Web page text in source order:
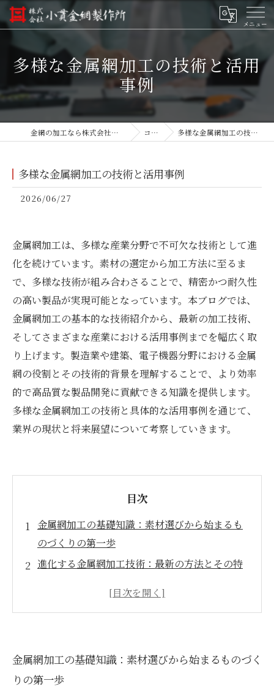
多様な金属網加工の技術と活用
事例
金網の加工なら株式会社小貫金網製作所 コラム 多様な金属網加工の技術と活用事例
多様な金属網加工の技術と活用事例
2026/06/27
金属網加工は、多様な産業分野で不可欠な技術として進
化を続けています。素材の選定から加工方法に至るま
で、多様な技術が組み合わさることで、精密かつ耐久性
の高い製品が実現可能となっています。本ブログでは、
金属網加工の基本的な技術紹介から、最新の加工技術、
そしてさまざまな産業における活用事例までを幅広く取
り上げます。製造業や建築、電子機器分野における金属
網の役割とその技術的背景を理解することで、より効率
的で高品質な製品開発に貢献できる知識を提供します。
多様な金属網加工の技術と具体的な活用事例を通じて、
業界の現状と将来展望について考察していきます。
目次
金属網加工の基礎知識：素材選びから始まるも
のづくりの第一歩
進化する金属網加工技術：最新の方法とその特
電子機器での実例紹介
未来を見据えた金属網加工技術の課題と展望を
金属網加工の基礎知識：素材選びから始まるものづく
りの第一歩